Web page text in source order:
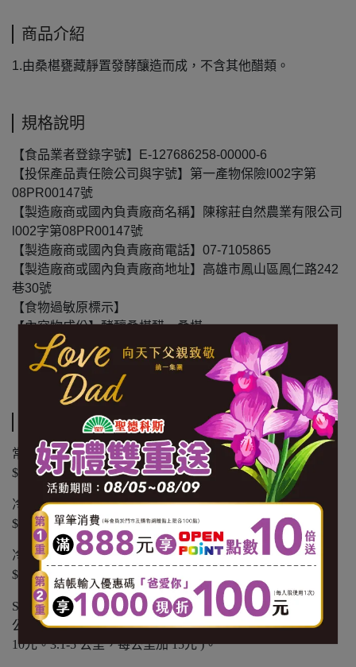
商品介紹
1.由桑椹甕藏靜置發酵釀造而成，不含其他醋類。
規格說明
【食品業者登錄字號】E-127686258-00000-6
【投保產品責任險公司與字號】第一產物保險l002字第
08PR00147號
【製造廠商或國內負責廠商名稱】陳稼莊自然農業有限公司
l002字第08PR00147號
【製造廠商或國內負責廠商電話】07-7105865
【製造廠商或國內負責廠商地址】高雄市鳳山區鳳仁路242
巷30號
【食物過敏原標示】
【內容物成份】酵釀桑椹醋、桑椹
【內容量(重量)】250ml/瓶
【保存期限(總效期)】1080天
運送方式
常溫商品：黑貓常溫宅配 $1200 免運，未滿 $1200 酌收
$100 運費。
冷凍商品：黑貓冷凍宅配 $1500 免運，未滿 $1500 酌收
$150 運費。
冷藏商品：黑貓冷藏宅配 $1500 免運，未滿 $1500 酌收
$150 運費。
SANTA GO 外送：不分溫層 $799 免運，未滿 $799 以實際
公里數酌收運費( 1公里內運費 $65。1.1-3 公里，每公里加
10元。3.1-5 公里，每公里加 15元 )。